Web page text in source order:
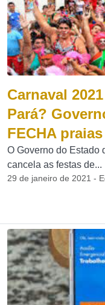
Carnaval
Pará?
FECHA
O Governo do Estado
cancela as festas de...
29 de janeiro de 2021 -